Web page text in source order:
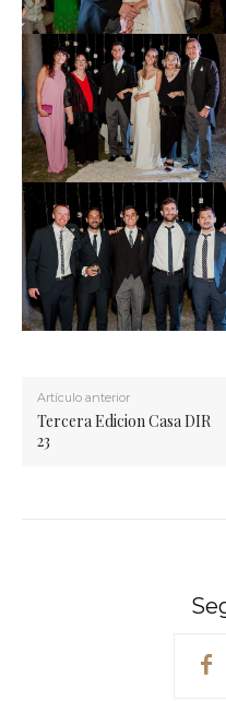
Artículo anterior
Tercera Edicion Casa DIR
23